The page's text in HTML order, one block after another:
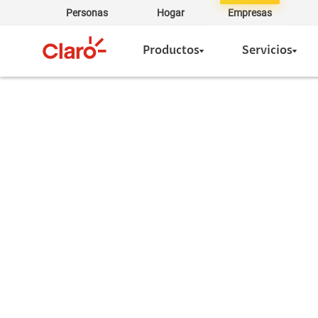
Personas Hogar Empresas
Productos Servicios